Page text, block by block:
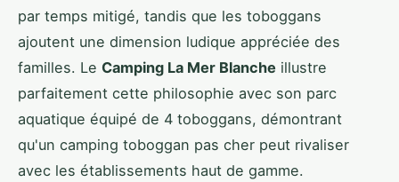
par temps mitigé, tandis que les toboggans
ajoutent une dimension ludique appréciée des
familles. Le Camping La Mer Blanche illustre
parfaitement cette philosophie avec son parc
aquatique équipé de 4 toboggans, démontrant
qu'un camping toboggan pas cher peut rivaliser
avec les établissements haut de gamme.